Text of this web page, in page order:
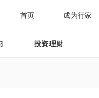
首页 成为行家
投资理财